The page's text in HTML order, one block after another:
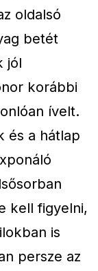
oldalsó
betét
jól
korábbi
ívelt.
és a hátlap
kell figyelni,
is
persze az